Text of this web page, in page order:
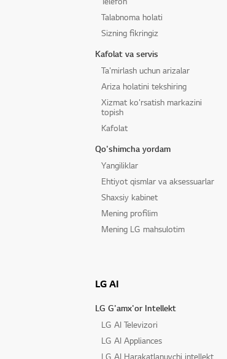
Talabnoma holati
Sizning fikringiz
Kafolat va servis
Ta'mirlash uchun arizalar
Ariza holatini tekshiring
Xizmat ko'rsatish markazini
topish
Kafolat
Qo'shimcha yordam
Yangiliklar
Ehtiyot qismlar va aksessuarlar
Shaxsiy kabinet
Mening profilim
Mening LG mahsulotim
LG AI
LG G'amx'or Intellekt
LG AI Televizori
LG AI Appliances
LG AI Harakatlanuvchi intellekt